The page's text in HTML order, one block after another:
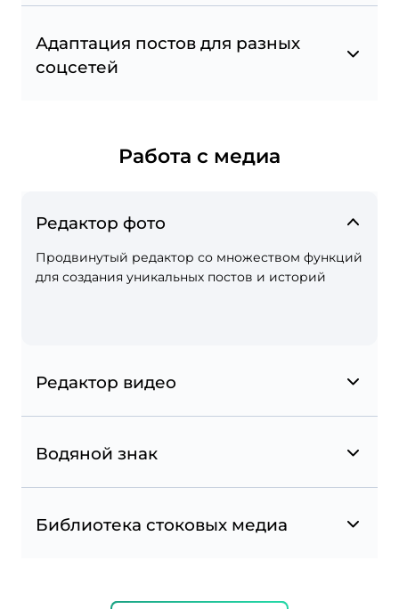
Избранное из Instagram
вдохновляйтесь избранными аккаунтами.
Адаптация постов для разных
соцсетей
Работа с медиа
Редактор фото
Продвинутый редактор со множеством функций
для создания уникальных постов и историй
Редактор видео
Водяной знак
Библиотека стоковых медиа